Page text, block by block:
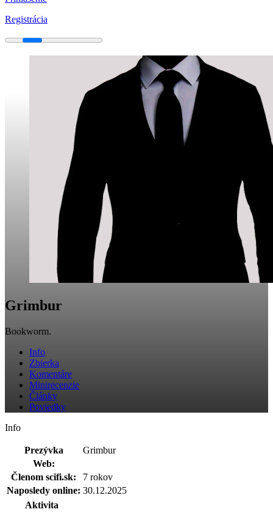
Registrácia
Grimbur
Bookworm.
Info
Zbierka
Komentáre
Minirecenzie
Články
Poviedky
Info
Prezývka
Grimbur
Web:
Členom scifi.sk:
7 rokov
Naposledy online: 30.12.2025
Aktivita